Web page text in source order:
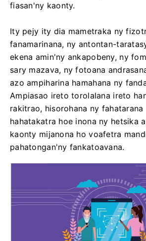
fiasan'ny kaonty.
Ity pejy ity dia mametraka ny
fanamarinana, ny antontan-
ekena amin'ny ankapobeny, ny
sary mazava, ny fotoana
azo ampiharina hamahana ny
Ampiasao ireto torolalana ireto
rakitrao, hisorohana ny
hahatakatra hoe inona ny hetsika
kaonty mijanona ho voafetra
pahatongan'ny fankatoavana.